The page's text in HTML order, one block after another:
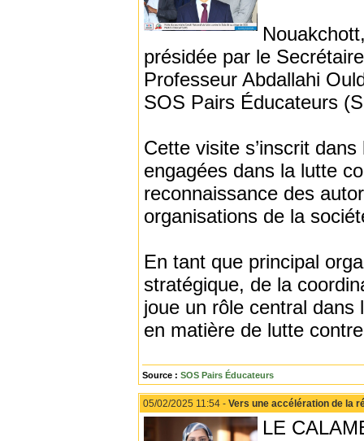
présidée par le
Professeur Abdallahi
SOS Pairs Éducateurs
Cette visite s’inscrit
engagées dans la lutte
reconnaissance des
organisations de la
En tant que principal
stratégique, de la
joue un rôle central
en matière de lutte
Source : SOS Pairs Éducateurs
05/02/2025 11:54 - Vers une accélération de la
LE